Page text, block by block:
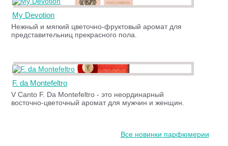
My Devotion
Нежный и мягкий цветочно-фруктовый аромат для
представительниц прекрасного пола.
F. da Montefeltro
V Canto F. Da Montefeltro - это неординарный
восточно-цветочный аромат для мужчин и женщин.
Все новинки парфюмерии